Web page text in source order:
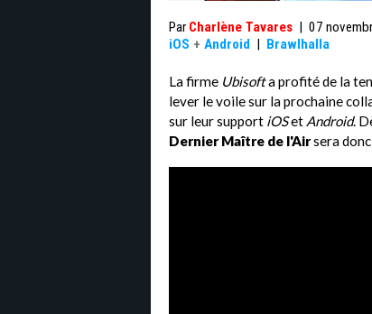
Par Charlène Tavares | 07
iOS + Android | Brawlhalla
La firme Ubisofta profité de la
lever le voile sur la prochaine
sur leur support iOSet Android.
Dernier Maître de l'Airsera donc